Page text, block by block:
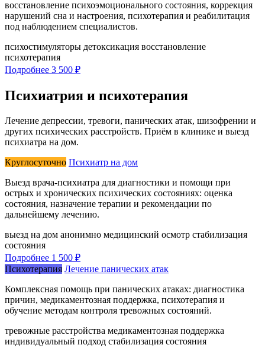
восстановление психоэмоционального состояния, коррекция
нарушений сна и настроения, психотерапия и реабилитация
под наблюдением специалистов.
психостимуляторы детоксикация восстановление
психотерапия
Подробнее 3 500 ₽
Психиатрия и психотерапия
Лечение депрессии, тревоги, панических атак, шизофрении и
других психических расстройств. Приём в клинике и выезд
психиатра на дом.
Круглосуточно Психиатр на дом
Выезд врача-психиатра для диагностики и помощи при
острых и хронических психических состояниях: оценка
состояния, назначение терапии и рекомендации по
дальнейшему лечению.
выезд на дом анонимно медицинский осмотр стабилизация
состояния
Подробнее 1 500 ₽
Психотерапия Лечение панических атак
Комплексная помощь при панических атаках: диагностика
причин, медикаментозная поддержка, психотерапия и
обучение методам контроля тревожных состояний.
тревожные расстройства медикаментозная поддержка
индивидуальный подход стабилизация состояния